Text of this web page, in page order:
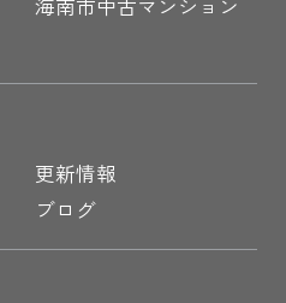
海南市中古マンション
更新情報
ブログ